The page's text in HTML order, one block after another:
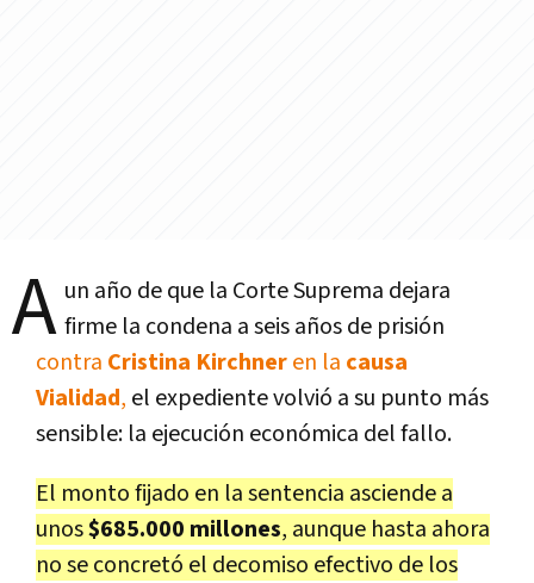
A un año de que la Corte Suprema dejara
firme la condena a seis años de prisión
contra Cristina Kirchneren la causa
Vialidad, el expediente volvió a su punto más
sensible: la ejecución económica del fallo.
El monto fijado en la sentencia asciende a
unos$685.000 millones, aunque hasta ahora
no se concretó el decomiso efectivo de los